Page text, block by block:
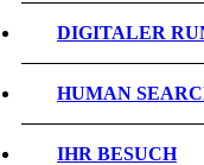
DIGITALER
HUMAN
IHR BESUCH